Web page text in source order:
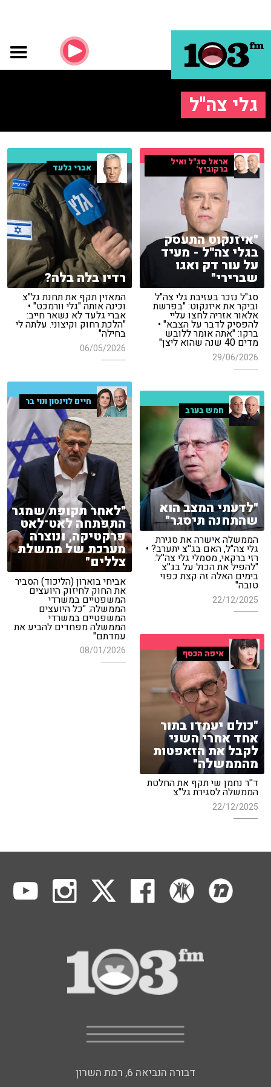
גלי צה''ל
אראל סג"ל ואיל
ברקוביץ'
"איזנקוט התעסק
בגלי צה''ל - מעיד
על עור דק ואגו
שברירי"
סג"ל נזכר בעזיבת גלי צה"ל
וביקר את איזנקוט: "בפרשת
אלאור אזריה לחצו עליי
להפסיק לדבר על הצבא" •
ברקו: "אתה אומר ללובש
מדים 40 שנה שהוא ליצן"
29/06/2026
אברי גלעד
רדיו בלה בלה?
המאזין תקף את תחנת גל"צ
וכינה אותה "גלי וורמכט" •
אברי גלעד לא נשאר חייב:
"הלכת רחוק וקיצוני. עלתה לי
בחילה"
06/05/2026
חיים לוינסון ונוי בר
"לאחר תקופת שמגר
התפתחה לאט־לאט
פרקטיקה, ונוצרה
מערכת של ממשלת
צללים"
אביחי בוארון (הליכוד) הסביר
את החוק לחיזוק היועצים
המשפטיים במשרדי
הממשלה: "כל היועצים
המשפטיים במשרדי
הממשלה מפחדים להביע את
עמדתם"
08/01/2026
חמש בערב
"לדעתי המצב הוא
שהתחנה תיסגר"
הממשלה אישרה את סגירת
גלי צה"ל, האם בג''צ יתערב? •
רזי ברקאי, מסמלי גלי צה''ל:
"להפיל את הכול על בג''צ
בימים האלה זה קצת כפוי
טובה"
22/12/2025
איפה הכסף
"כולם יעמדו בתור
אחד אחרי השני
לקבל את הזאפטות
מהממשלה"
ד''ר נחמן שי תקף את החלטת
הממשלה לסגירת גל"צ
22/12/2025
דבורה הנביאה 6, רמת השרון